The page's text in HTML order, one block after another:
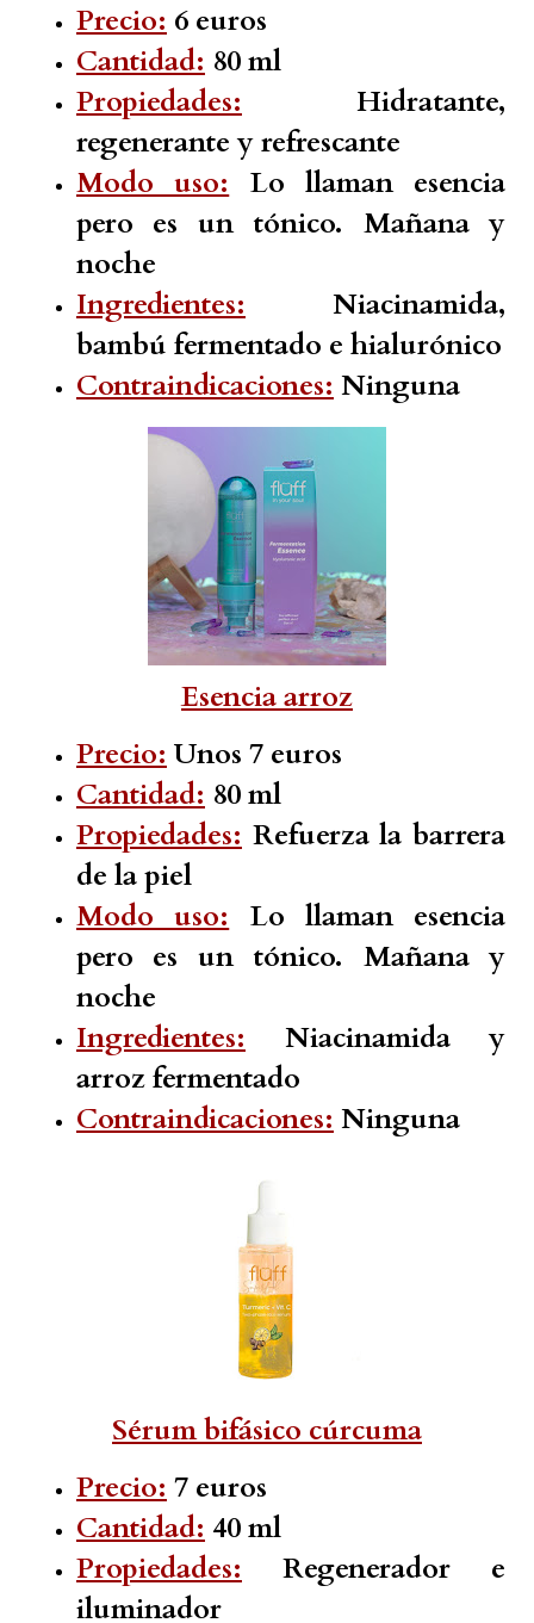
Precio: 6 euros
Cantidad: 80 ml
Propiedades: Hidratante,
regenerante y refrescante
Modo uso: Lo llaman esencia
pero es un tónico. Mañana y
noche
Ingredientes: Niacinamida,
bambú fermentado e hialurónico
Contraindicaciones: Ninguna
Esencia arroz
Precio: Unos 7 euros
Cantidad: 80 ml
Propiedades: Refuerza la barrera
de la piel
Modo uso: Lo llaman esencia
pero es un tónico. Mañana y
noche
Ingredientes: Niacinamida y
arroz fermentado
Contraindicaciones: Ninguna
Sérum bifásico cúrcuma
Precio: 7 euros
Cantidad: 40 ml
Propiedades: Regenerador e
iluminador